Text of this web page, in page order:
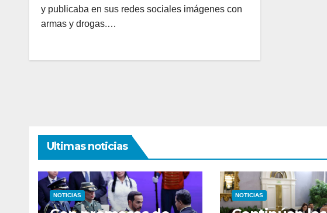
y publicaba en sus redes sociales imágenes con
armas y drogas.…
Ultimas noticias
NOTICIAS NOTICIAS